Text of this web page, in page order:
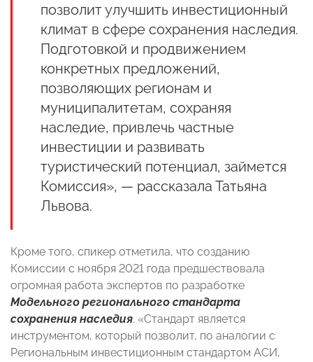
позволит улучшить инвестиционный
климат в сфере сохранения наследия.
Подготовкой и продвижением
конкретных предложений,
позволяющих регионам и
муниципалитетам, сохраняя
наследие, привлечь частные
инвестиции и развивать
туристический потенциал, займется
Комиссия», — рассказала Татьяна
Львова.
Кроме того, спикер отметила, что созданию
Комиссии с ноября 2021 года предшествовала
огромная работа экспертов по разработке
Модельного регионального стандарта
сохранения наследия. «Стандарт является
инструментом, который позволит, по аналогии с
Региональным инвестиционным стандартом АСИ,